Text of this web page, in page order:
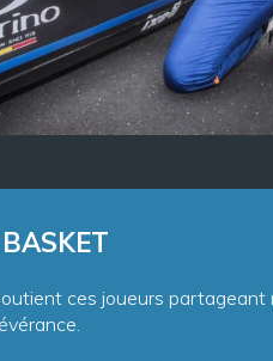
ces joueurs partageant